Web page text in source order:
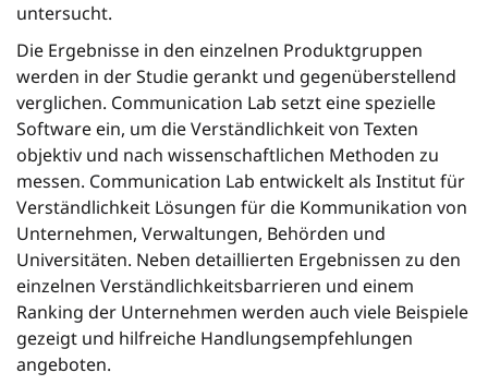
untersucht.
Die Ergebnisse in den einzelnen Produktgruppen
werden in der Studie gerankt und gegenüberstellend
verglichen. Communication Lab setzt eine spezielle
Software ein, um die Verständlichkeit von Texten
objektiv und nach wissenschaftlichen Methoden zu
messen. Communication Lab entwickelt als Institut für
Verständlichkeit Lösungen für die Kommunikation von
Unternehmen, Verwaltungen, Behörden und
Universitäten. Neben detaillierten Ergebnissen zu den
einzelnen Verständlichkeitsbarrieren und einem
Ranking der Unternehmen werden auch viele Beispiele
gezeigt und hilfreiche Handlungsempfehlungen
angeboten.